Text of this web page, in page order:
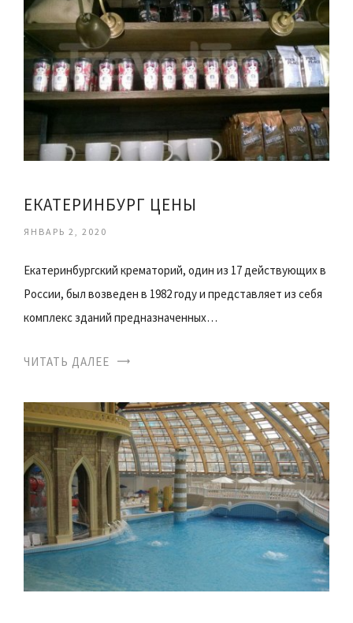
ЕКАТЕРИНБУРГ ЦЕНЫ
ЯНВАРЬ 2, 2020
Екатеринбургский крематорий, один из 17 действующих в
России, был возведен в 1982 году и представляет из себя
комплекс зданий предназначенных…
ЧИТАТЬ ДАЛЕЕ